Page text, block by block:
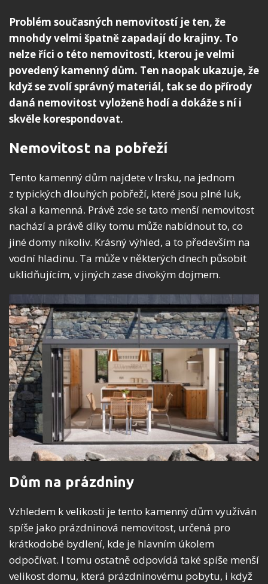
Problém současných nemovitostí je ten, že
mnohdy velmi špatně zapadají do krajiny. To
nelze říci o této nemovitosti, kterou je velmi
povedený kamenný dům. Ten naopak ukazuje, že
když se zvolí správný materiál, tak se do přírody
daná nemovitost vyloženě hodí a dokáže s ní i
skvěle korespondovat.
Nemovitost na pobřeží
Tento kamenný dům najdete v Irsku, na jednom
z typických dlouhých pobřeží, které jsou plné luk,
skal a kamenná. Právě zde se tato menší nemovitost
nachází a právě díky tomu může nabídnout to, co
jiné domy nikoliv. Krásný výhled, a to především na
vodní hladinu. Ta může v některých dnech působit
uklidňujícím, v jiných zase divokým dojmem.
Dům na prázdniny
Vzhledem k velikosti je tento kamenný dům využíván
spíše jako prázdninová nemovitost, určená pro
krátkodobé bydlení, kde je hlavním úkolem
odpočívat. I tomu ostatně odpovídá také spíše menší
velikost domu, která prázdninovému pobytu, i když